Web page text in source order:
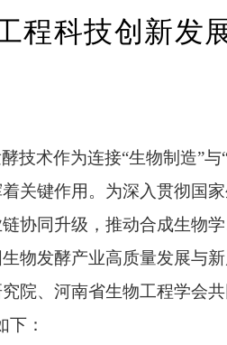
程科技创新发
技术作为连接“生物制造”与
关键作用。为深入贯彻国
协同升级，推动合成生物学
物发酵产业高质量发展与
院、河南省生物工程学会
：